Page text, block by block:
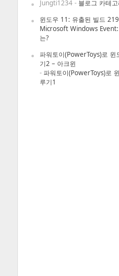
Jungti1234- 블로그 카테
윈도우 11: 유출된 빌드
Microsoft Windows Event:
는?
파워토이(PowerToys)로 윈
기2 – 아크윈
- 파워토이(PowerToys)로
루기1